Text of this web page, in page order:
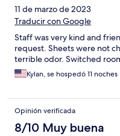
11 de marzo de 2023
Traducir con Google
Staff was very kind and
request. Sheets were not
terrible odor. Switched
Kylan, se hospedó 11 noches
Opinión verificada
8/10 Muy buena